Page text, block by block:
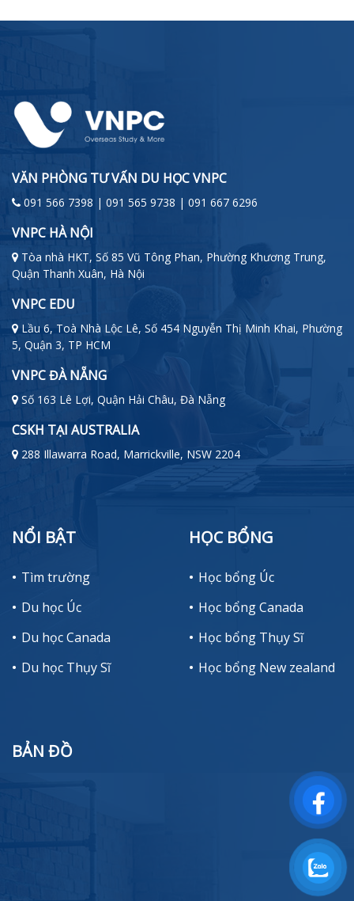
VĂN PHÒNG TƯ VẤN DU HỌC VNPC
091 566 7398 | 091 565 9738 | 091 667 6296
VNPC HÀ NỘI
Tòa nhà HKT, Số 85 Vũ Tông Phan, Phường Khương Trung,
Quận Thanh Xuân, Hà Nội
VNPC EDU
Lầu 6, Toà Nhà Lộc Lê, Số 454 Nguyễn Thị Minh Khai, Phường
5, Quận 3, TP HCM
VNPC ĐÀ NẴNG
Số 163 Lê Lợi, Quận Hải Châu, Đà Nẵng
CSKH TẠI AUSTRALIA
288 Illawarra Road, Marrickville, NSW 2204
NỔI BẬT
Tìm trường
Du học Úc
Du học Canada
Du học Thụy Sĩ
HỌC BỔNG
Học bổng Úc
Học bổng Canada
Học bổng Thụy Sĩ
Học bổng New zealand
BẢN ĐỒ